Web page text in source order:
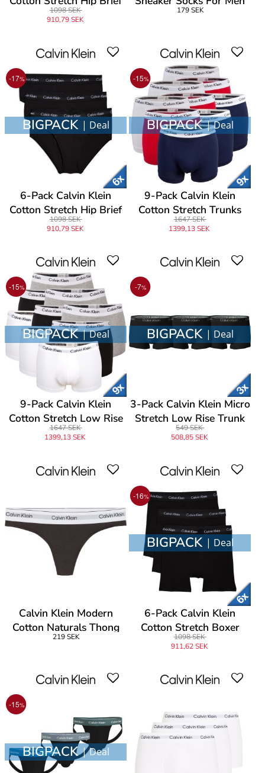
1098 SEK
910,79 SEK
179 SEK
-17%
BIGPACK | Deal
6-Pack Calvin Klein
Cotton Stretch Hip Brief
1098 SEK
910,79 SEK
-15%
BIGPACK| Deal
9-Pack Calvin Klein
Cotton Stretch Trunks
1647 SEK
1399,13 SEK
-15%
BIGPACK| Deal
9-Pack Calvin Klein
Cotton Stretch Low Rise
Trunks
1647 SEK
1399,13 SEK
-7%
BIGPACK | Deal
3-Pack Calvin Klein Micro
Stretch Low Rise Trunk
549 SEK
508,85 SEK
Calvin Klein Modern
Cotton Naturals Thong
219 SEK
-16%
BIGPACK | Deal
6-Pack Calvin Klein
Cotton Stretch Boxer
Brief
1098 SEK
911,62 SEK
-15%
BIGPACK| Deal